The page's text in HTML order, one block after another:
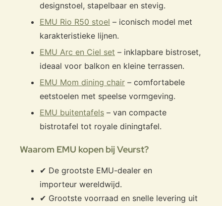
designstoel, stapelbaar en stevig.
EMU Rio R50 stoel – iconisch model met
karakteristieke lijnen.
EMU Arc en Ciel set – inklapbare bistroset,
ideaal voor balkon en kleine terrassen.
EMU Mom dining chair – comfortabele
eetstoelen met speelse vormgeving.
EMU buitentafels – van compacte
bistrotafel tot royale diningtafel.
Waarom EMU kopen bij Veurst?
✔ De grootste EMU-dealer en
importeur wereldwijd.
✔ Grootste voorraad en snelle levering uit